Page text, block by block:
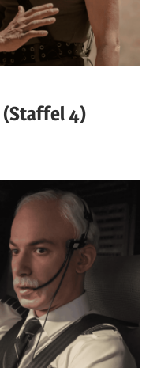
(Staffel 4)